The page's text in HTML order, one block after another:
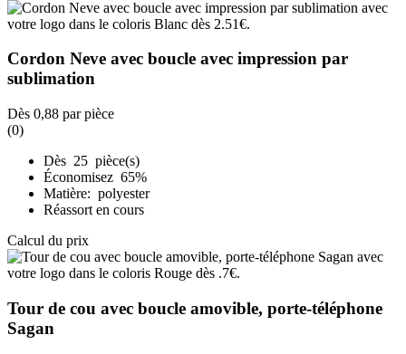
Cordon Neve avec boucle avec impression par
sublimation
Dès 0,88 par pièce
(0)
Dès 25 pièce(s)
Économisez 65%
Matière: polyester
Réassort en cours
Calcul du prix
Tour de cou avec boucle amovible, porte-téléphone
Sagan